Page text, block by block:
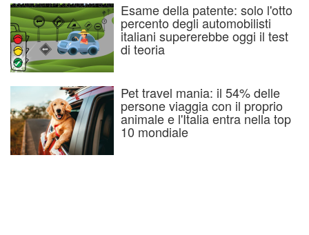
Esame della patente: solo l'otto
percento degli automobilisti
italiani supererebbe oggi il test
di teoria
Pet travel mania: il 54% delle
persone viaggia con il proprio
animale e l'Italia entra nella top
10 mondiale